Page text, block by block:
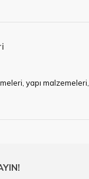
yapı
uç, pafta